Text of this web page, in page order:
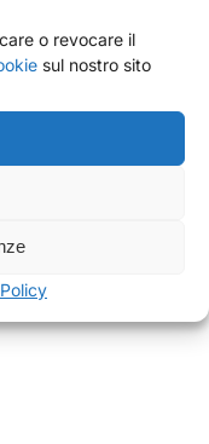
o revocare il
sul nostro sito